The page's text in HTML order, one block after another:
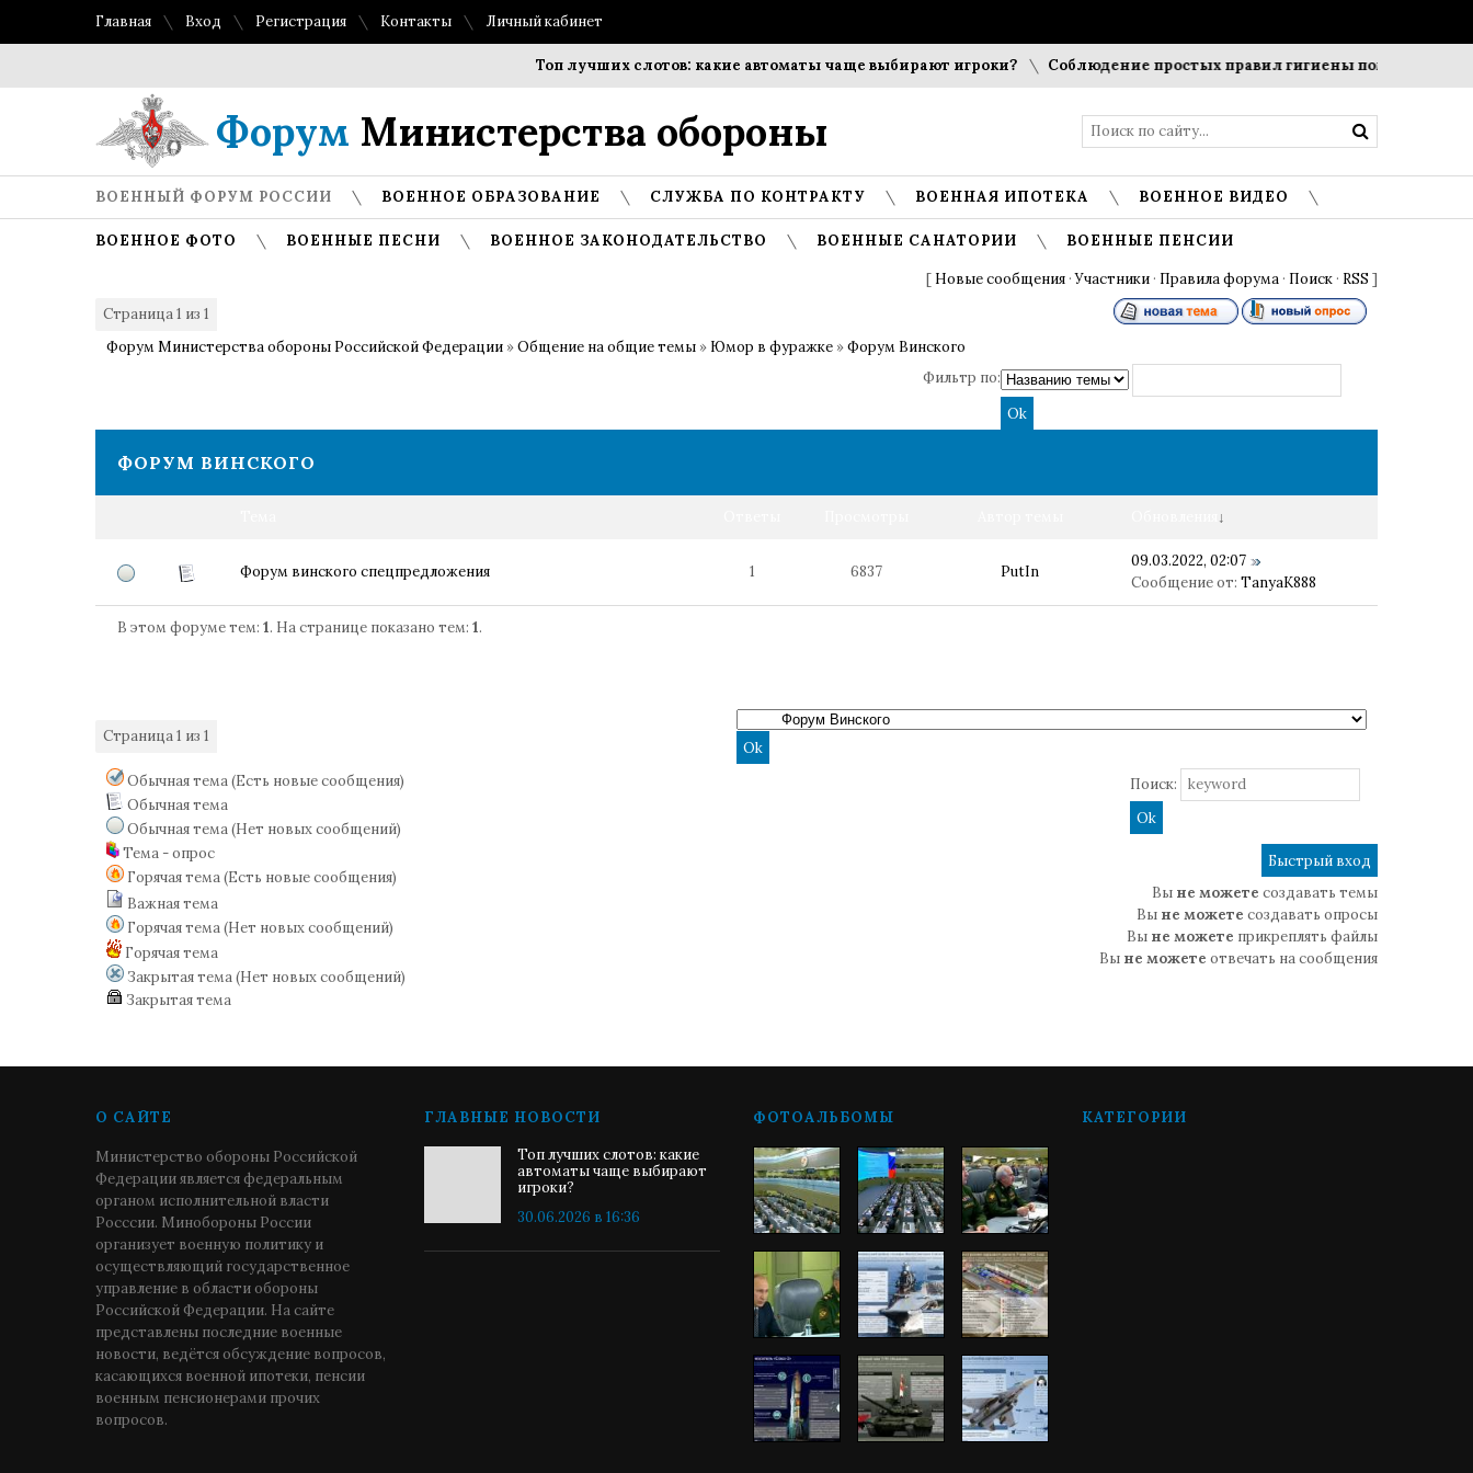
Главная Вход Регистрация Контакты Личный кабинет
Топ лучших слотов: какие автоматы чаще выбирают игроки? Соблюдение простых правил гигиены помогает
Форум Министерства обороны
ВОЕННЫЙ ФОРУМ РОССИИ ВОЕННОЕ ОБРАЗОВАНИЕ СЛУЖБА ПО КОНТРАКТУ ВОЕННАЯ ИПОТЕКА ВОЕННОЕ ВИДЕО
ВОЕННОЕ ФОТО ВОЕННЫЕ ПЕСНИ ВОЕННОЕ ЗАКОНОДАТЕЛЬСТВО ВОЕННЫЕ САНАТОРИИ ВОЕННЫЕ ПЕНСИИ
[ Новые сообщения ·Участники · Правила форума · Поиск · RSS ]
Страница1 из 1
Форум Министерства обороны Российской Федерации »Общение на общие темы » Юмор в фуражке »Форум Винского
Фильтр по:
ФОРУМ ВИНСКОГО
↓
Форум винского спецпредложения 1 6837 PutIn
09.03.2022, 02:07
Сообщение от: TanyaK888
В этом форуме тем: 1. На странице показано тем: 1.
Страница1 из 1
Обычная тема (Есть новые сообщения)
Обычная тема
Обычная тема (Нет новых сообщений)
Тема - опрос
Горячая тема (Есть новые сообщения)
Важная тема
Горячая тема (Нет новых сообщений)
Горячая тема
Закрытая тема (Нет новых сообщений)
Закрытая тема
Поиск:
Вы не можете создавать темы
Вы не можете создавать опросы
Вы не можете прикреплять файлы
Вы не можете отвечать на сообщения
О САЙТЕ
Министерство обороны Российской
Федерации является федеральным
органом исполнительной власти
Росссии. Минобороны России
организует военную политику и
осуществляющий государственное
управление в области обороны
Российской Федерации. На сайте
представлены последние военные
новости, ведётся обсуждение вопросов,
касающихся военной ипотеки, пенсии
военным пенсионерами прочих
вопросов.
ГЛАВНЫЕ НОВОСТИ
Топ лучших слотов: какие
автоматы чаще выбирают
игроки?
30.06.2026 в 16:36
ФОТОАЛЬБОМЫ КАТЕГОРИИ